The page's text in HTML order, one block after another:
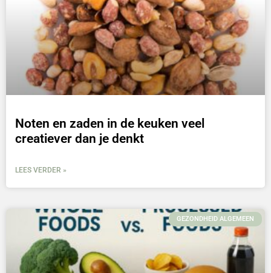
Noten en zaden in de keuken veel
creatiever dan je denkt
LEES VERDER »
GEZONDHEID ALGEMEEN